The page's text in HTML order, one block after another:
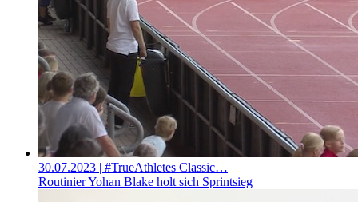
30.07.2023 | #TrueAthletes Classic…
Routinier Yohan Blake holt sich Sprintsieg